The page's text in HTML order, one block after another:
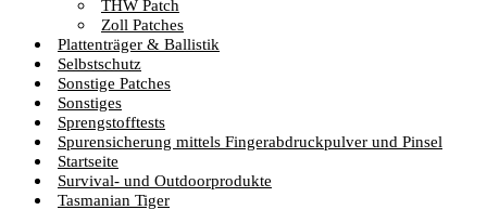
THW Patch
Zoll Patches
Plattenträger & Ballistik
Selbstschutz
Sonstige Patches
Sonstiges
Sprengstofftests
Spurensicherung mittels Fingerabdruckpulver und Pinsel
Startseite
Survival- und Outdoorprodukte
Tasmanian Tiger